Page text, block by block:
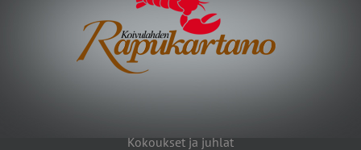
Kokoukset ja juhlat